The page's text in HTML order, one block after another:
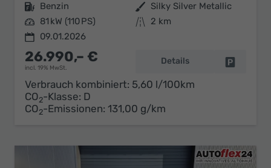
Kraftstoff Benzin Außenfarbe Silky Silver Metallic
Leistung 81 kW (110 PS) Kilometerstand
2 km
09.01.2026
26.990,– €
incl. 19% MwSt.
Details
Verbrauch kombiniert: 5,60 l/100km
CO2-Klasse: D
CO2-Emissionen: 131,00 g/km